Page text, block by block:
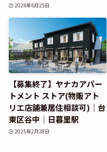
2026年6月25日
【募集終了】ヤナカアパー
トメント ストア(物販アト
リエ店舗兼居住相談可)｜台
東区谷中｜日暮里駅
2025年2月28日